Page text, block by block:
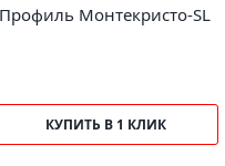
Монтекристо-SL
КУПИТЬ В 1 КЛИК